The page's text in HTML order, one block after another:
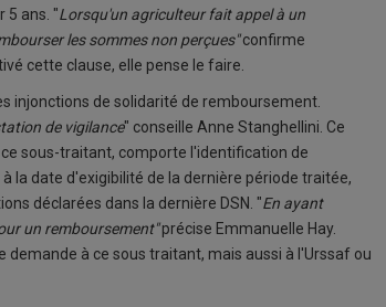
5 ans. "Lorsqu'un agriculteur fait appel à un
les sommes non perçues"confirme
cette clause, elle pense le faire.
injonctions de solidarité de remboursement.
de vigilance" conseille Anne Stanghellini. Ce
sous-traitant, comporte l'identification de
la date d'exigibilité de la dernière période traitée,
déclarées dans la dernière DSN. "En ayant
un remboursement"précise Emmanuelle Hay.
à ce sous traitant, mais aussi à l'Urssaf ou